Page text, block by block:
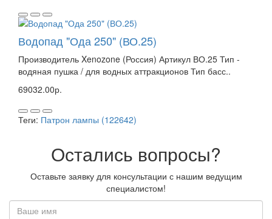
Водопад "Ода 250" (ВО.25)
Производитель Xenozone (Россия) Артикул ВО.25 Тип -
водяная пушка / для водных аттракционов Тип басс..
69032.00р.
Теги: Патрон лампы (122642)
Остались вопросы?
Оставьте заявку для консультации с нашим ведущим
специалистом!